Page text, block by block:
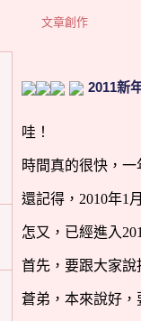
文章創作
2011新
哇！
時間真的很快，一
還記得， 2010年1 月
怎又，已經進入
首先，要跟大家說
蒼弟，本來說好，